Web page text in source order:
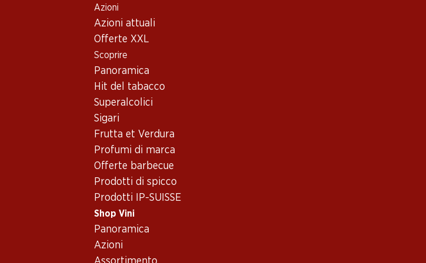
Azioni
Azioni attuali
Offerte XXL
Scoprire
Panoramica
Hit del tabacco
Superalcolici
Sigari
Frutta et Verdura
Profumi di marca
Offerte barbecue
Prodotti di spicco
Prodotti IP-SUISSE
Shop Vini
Panoramica
Azioni
Conoscenza dei vini